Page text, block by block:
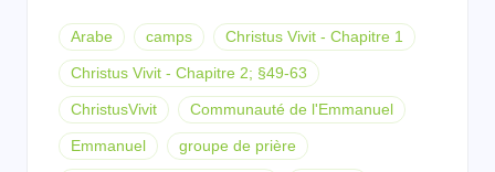
Arabe camps Christus Vivit - Chapitre 1
Christus Vivit - Chapitre 2; §49-63
ChristusVivit Communauté de l'Emmanuel
Emmanuel groupe de prière